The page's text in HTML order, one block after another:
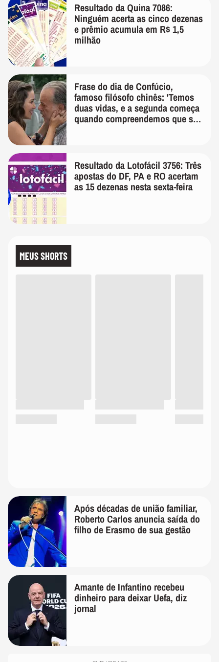
Resultado da Quina 7086:
Ninguém acerta as cinco dezenas
e prêmio acumula em R$ 1,5
milhão
Frase do dia de Confúcio,
famoso filósofo chinês: 'Temos
duas vidas, e a segunda começa
quando compreendemos que só
Resultado da Lotofácil 3756: Três
apostas do DF, PA e RO acertam
as 15 dezenas nesta sexta-feira
MEUS SHORTS
Após décadas de união familiar,
Roberto Carlos anuncia saída do
filho de Erasmo de sua gestão
Amante de Infantino recebeu
dinheiro para deixar Uefa, diz
jornal